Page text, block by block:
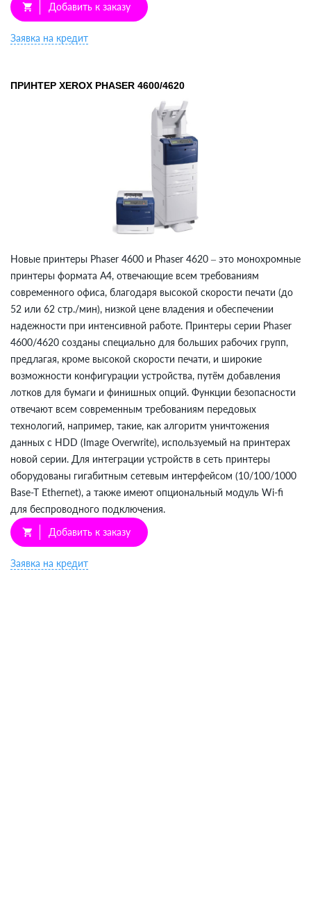
shopping_cart Добавить к заказу
Заявка на кредит
ПРИНТЕР XEROX PHASER 4600/4620
Новые принтеры Phaser 4600 и Phaser 4620 – это монохромные
принтеры формата A4, отвечающие всем требованиям
современного офиса, благодаря высокой скорости печати (до
52 или 62 стр./мин), низкой цене владения и обеспечении
надежности при интенсивной работе. Принтеры серии Phaser
4600/4620 созданы специально для больших рабочих групп,
предлагая, кроме высокой скорости печати, и широкие
возможности конфигурации устройства, путём добавления
лотков для бумаги и финишных опций. Функции безопасности
отвечают всем современным требованиям передовых
технологий, например, такие, как алгоритм уничтожения
данных с HDD (Image Overwrite), используемый на принтерах
новой серии. Для интеграции устройств в сеть принтеры
оборудованы гигабитным сетевым интерфейсом (10/100/1000
Base-T Ethernet), а также имеют опциональный модуль Wi-fi
для беспроводного подключения.
shopping_cart Добавить к заказу
Заявка на кредит